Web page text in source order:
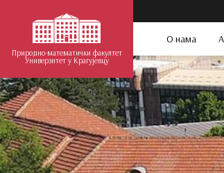
Природно-математички факултет
Универзитет у Крагујевцу
О нама